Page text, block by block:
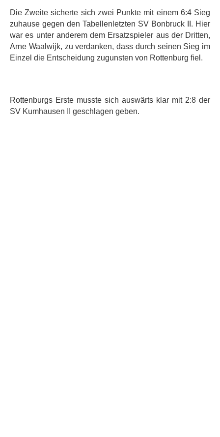
Die Zweite sicherte sich zwei Punkte mit einem 6:4 Sieg
zuhause gegen den Tabellenletzten SV Bonbruck II. Hier
war es unter anderem dem Ersatzspieler aus der Dritten,
Arne Waalwijk, zu verdanken, dass durch seinen Sieg im
Einzel die Entscheidung zugunsten von Rottenburg fiel.
Rottenburgs Erste musste sich auswärts klar mit 2:8 der
SV Kumhausen II geschlagen geben.